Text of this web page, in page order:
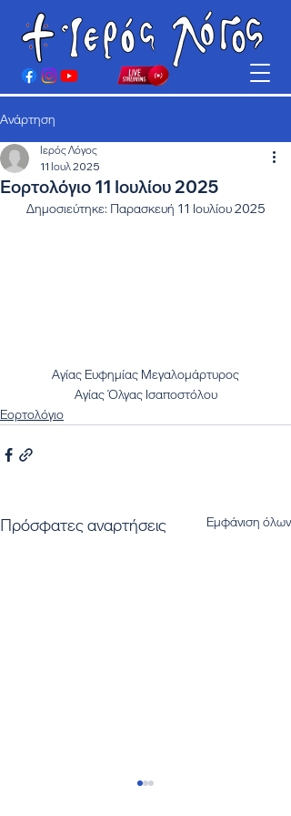
Ανάρτηση
Εορτολόγιο 11 Ιουλίου 2025
Ιερός Λόγος
11 Ιουλ 2025
Δημοσιεύτηκε: Παρασκευή 11 Ιουλίου 2025
Αγίας Ευφημίας Μεγαλομάρτυρος
Αγίας Όλγας Ισαποστόλου
Εορτολόγιο
Πρόσφατες αναρτήσεις Εμφάνιση όλων